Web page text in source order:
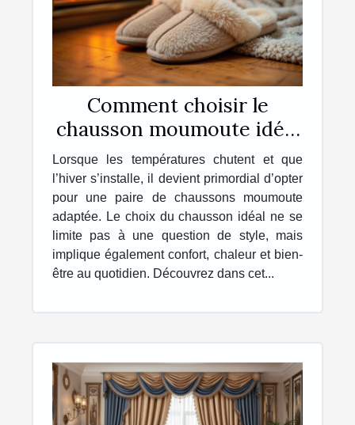
Comment choisir le
chausson moumoute idéal
pour l'hiver ?
Lorsque les températures chutent et que
l’hiver s’installe, il devient primordial d’opter
pour une paire de chaussons moumoute
adaptée. Le choix du chausson idéal ne se
limite pas à une question de style, mais
implique également confort, chaleur et bien-
être au quotidien. Découvrez dans cet...